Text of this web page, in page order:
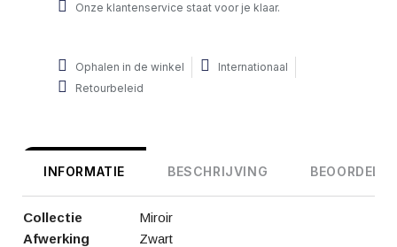
Onze klantenservice staat voor je klaar.
Ophalen in de winkel
Internationaal
Retourbeleid
INFORMATIE BESCHRIJVING
Collectie
Miroir
Afwerking
Zwart